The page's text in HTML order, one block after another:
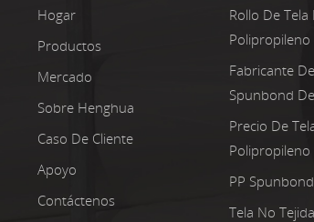
Hogar
Productos
Mercado
Sobre Henghua
Caso De Cliente
Apoyo
Contáctenos
Rollo De
Polipropileno
Fabricante
Spunbond
Precio De
Polipropileno
PP
Tela No